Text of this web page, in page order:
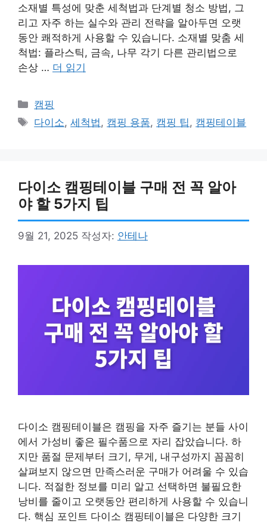
소재별 특성에 맞춘 세척법과 단계별 청소 방법, 그
리고 자주 하는 실수와 관리 전략을 알아두면 오랫
동안 쾌적하게 사용할 수 있습니다. 소재별 맞춤 세
척법: 플라스틱, 금속, 나무 각기 다른 관리법으로
손상 … 더 읽기
카
테
캠핑
태
다이소,세척법, 캠핑 용품, 캠핑 팁, 캠핑테이블
다이소 캠핑테이블 구매 전 꼭 알아
야 할 5가지 팁
9월 21, 2025 작성자: 안테나
다이소 캠핑테이블은 캠핑을 자주 즐기는 분들 사이
에서 가성비 좋은 필수품으로 자리 잡았습니다. 하
지만 품절 문제부터 크기, 무게, 내구성까지 꼼꼼히
살펴보지 않으면 만족스러운 구매가 어려울 수 있습
니다. 적절한 정보를 미리 알고 선택하면 불필요한
낭비를 줄이고 오랫동안 편리하게 사용할 수 있습니
다. 핵심 포인트 다이소 캠핑테이블은 다양한 크기